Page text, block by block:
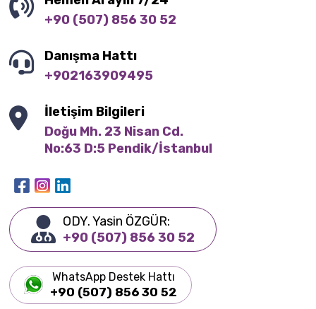
+90 (507) 856 30 52
Danışma Hattı
+902163909495
İletişim Bilgileri
Doğu Mh. 23 Nisan Cd.
No:63 D:5 Pendik/İstanbul
ODY. Yasin ÖZGÜR:
+90 (507) 856 30 52
WhatsApp Destek Hattı
+90 (507) 856 30 52